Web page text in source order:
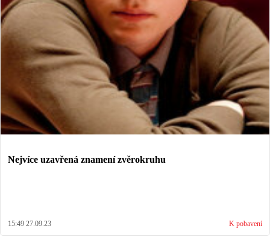
Nejvíce uzavřená znamení zvěrokruhu
15:49 27.09.23 K pobavení